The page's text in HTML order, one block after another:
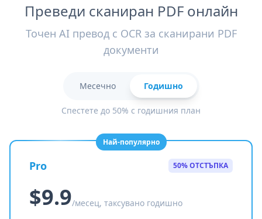
Преведи сканиран PDF онлайн
Точен AI превод с OCR за сканирани PDF
документи
Месечно Годишно
Спестете до 50% с годишния план
Най-популярно
Pro 50% ОТСТЪПКА
$9.9/месец, таксувано годишно